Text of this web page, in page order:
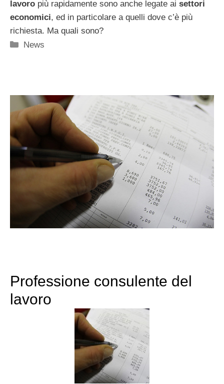
lavoro più rapidamente sono anche legate ai settori
economici, ed in particolare a quelli dove c’è più
richiesta. Ma quali sono?
Categorie
News
Professione consulente del
lavoro